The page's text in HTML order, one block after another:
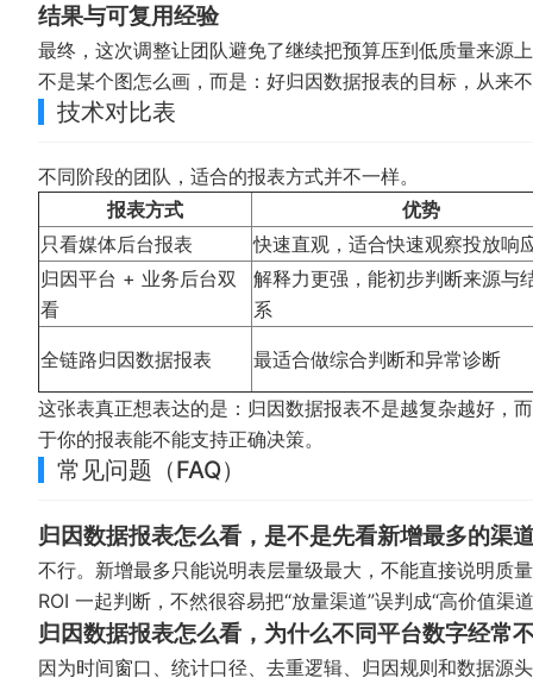
结果与可复用经验
最终，这次调整让团队避免了继续把预算压到低质量来源
不是某个图怎么画，而是：好归因数据报表的目标，从来
技术对比表
不同阶段的团队，适合的报表方式并不一样。
报表方式
优势
只看媒体后台报表
快速直观，适合快速观察投放响
归因平台 + 业务后台双
看
解释力更强，能初步判断来源与
系
全链路归因数据报表 最适合做综合判断和异常诊断
这张表真正想表达的是：归因数据报表不是越复杂越好，
于你的报表能不能支持正确决策。
常见问题（FAQ）
归因数据报表怎么看，是不是先看新增最多的渠
不行。新增最多只能说明表层量级最大，不能直接说明质
ROI 一起判断，不然很容易把“放量渠道”误判成“高价值渠
归因数据报表怎么看，为什么不同平台数字经常
因为时间窗口、统计口径、去重逻辑、归因规则和数据源